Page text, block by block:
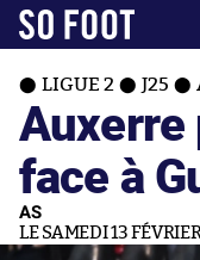
LIGUE 2 J25
Auxerre
face à
AS
LE SAMEDI 13